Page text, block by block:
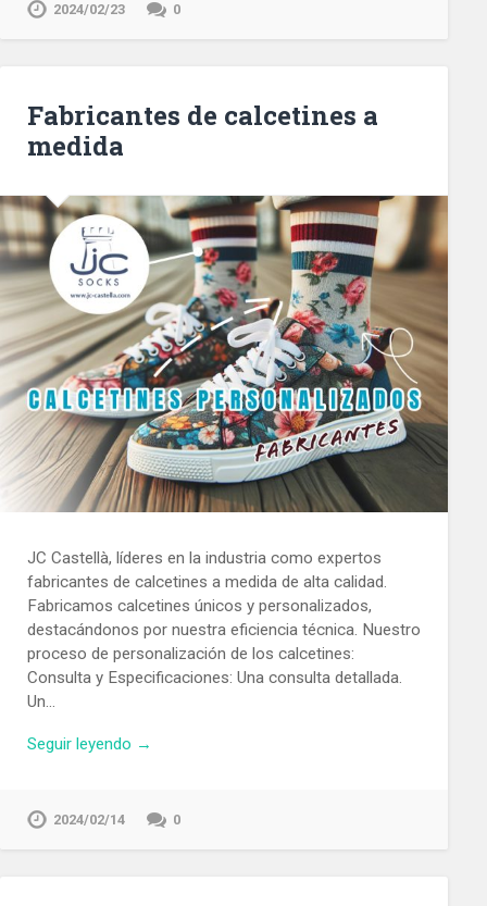
2024/02/23 0
Fabricantes de calcetines a
medida
JC Castellà, líderes en la industria como expertos
fabricantes de calcetines a medida de alta calidad.
Fabricamos calcetines únicos y personalizados,
destacándonos por nuestra eficiencia técnica. Nuestro
proceso de personalización de los calcetines:
Consulta y Especificaciones: Una consulta detallada.
Un…
Seguir leyendo →
2024/02/14 0